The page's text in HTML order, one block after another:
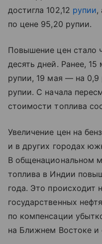
достигла 102,12 рупии,
по цене 95,20 рупии.
Повышение цен стало
десять дней. Ранее,
рупии, 19 мая — на
рупии. С начала
стоимости топлива
Увеличение цен на
и в других городах
В общенациональном
топлива в Индии
года. Это происходит
государственных
по компенсации
на Ближнем Востоке и